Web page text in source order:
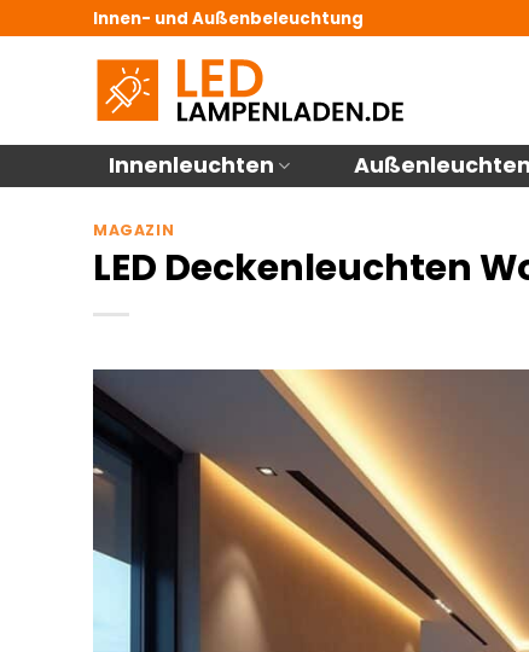
Innen- und Außenbeleuchtung
Innenleuchten Außenleuchten
MAGAZIN
LED Deckenleuchten